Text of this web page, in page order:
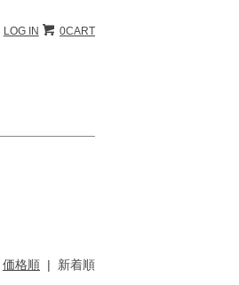
0CART
LOG IN
価格順 | 新着順